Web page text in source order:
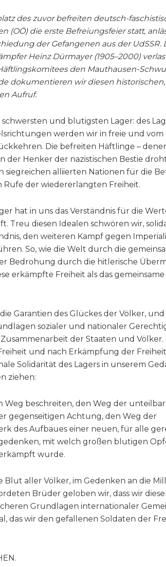
des zuvor befreiten deutsch-
(OÖ) die erste Befreiungsfeier statt,
der Gefangenen aus der UdSSR.
Heinz Dürmayer (1905–2000)
den Mauthausen-
dokumentieren wir diesen historischen,
Aufruf.
schwersten und blutigsten Lager: des
werden wir in freie und vom
Die befreiten Häftlinge –
der Henker der nazistischen Bestie
siegreichen alliierten Nationen für die
der wiedererlangten Freiheit.
hat in uns das Verständnis für die
Treu diesen Idealen schwören wir,
den weiteren Kampf gegen
So, wie die Welt durch die
Bedrohung durch die hitlerische
erkämpfte Freiheit als das
Garantien des Glückes der Völker,
sozialer und nationaler
der Staaten und Völker.
und nach Erkämpfung der Freiheit
Solidarität des Lagers in unserem
ziehen:
Weg beschreiten, den Weg der
gegenseitigen Achtung, den Weg der
des Aufbaues einer neuen, für alle
mit welch großen blutigen
wurde.
Blut aller Völker, im Gedenken an die
Brüder geloben wir, dass wir
Grundlagen internationaler
das wir den gefallenen Soldaten der